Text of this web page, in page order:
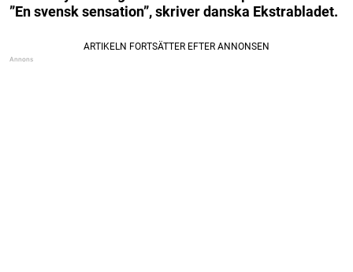
”En svensk sensation”, skriver danska Ekstrabladet.